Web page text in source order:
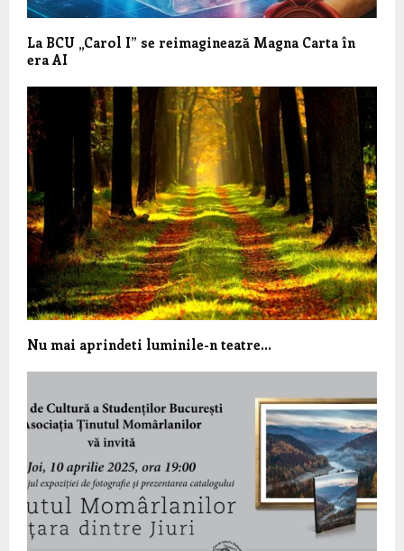
La BCU „Carol I” se reimaginează Magna Carta în
era AI
Nu mai aprindeti luminile-n teatre…